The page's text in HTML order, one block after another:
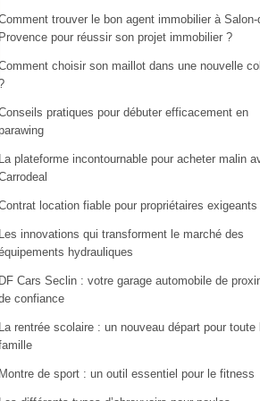
trouver le bon agent immobilier à Salon-
Provence pour réussir son projet immobilier ?
choisir son maillot dans une nouvelle
pratiques pour débuter efficacement en
La plateforme incontournable pour acheter malin
location fiable pour propriétaires exigeants
Les innovations qui transforment le marché des
hydrauliques
DF Cars Seclin : votre garage automobile de
confiance
La rentrée scolaire : un nouveau départ pour toute
Montre de sport : un outil essentiel pour le fitness